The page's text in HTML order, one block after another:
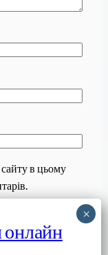
сайту в цьому